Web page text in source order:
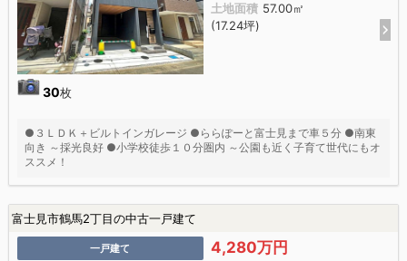
30枚
土地面積 57.00㎡
(17.24坪)
●３ＬＤＫ＋ビルトインガレージ ●ららぽーと富士見まで車５分 ●南東
向き ～採光良好 ●小学校徒歩１０分圏内 ～公園も近く子育て世代にもオ
ススメ！
富士見市鶴馬2丁目の中古一戸建て
一戸建て 4,280万円